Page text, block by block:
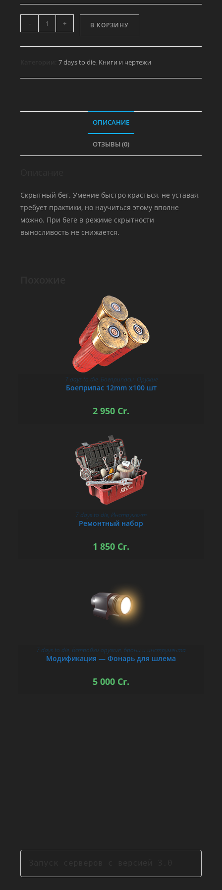
Количество
товара
Great
- + В КОРЗИНУ
Категории:7 days to die Книги и чертежи
ОПИСАНИЕ
ОТЗЫВЫ (0)
Скрытный бег. Умение быстро красться, не уставая,
требует практики, но научиться этому вполне
можно. При беге в режиме скрытности
выносливость не снижается.
В КОРЗИНУ
7 days to die, Боеприпасы, Оружие
Боеприпас 12mm х100 шт
2 950 Cr.
В КОРЗИНУ
7 days to die, Инструмент
Ремонтный набор
1 850 Cr.
В КОРЗИНУ
7 days to die, Встройки оружия, брони и инструмента
Модификация — Фонарь для шлема
5 000 Cr.